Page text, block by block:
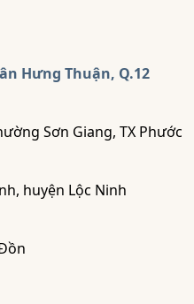
Hưng Thuận, Q.12
Sơn Giang, TX Phước
huyện Lộc Ninh